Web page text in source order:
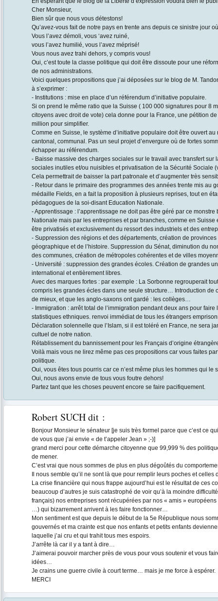
Cher Monsieur,
Bien sûr que nous vous détestons!
Qu’avez-vous fait de notre pays en trente ans depuis ce sinistre jour
Vous l’avez démoli, vous ‘avez ruiné,
vous l’avez humilié, vous l’avez méprisé!
Vous nous avez trahi dehors, y compris vous!
Oui, c’est toute la classe politique qui doit être dissoute pour une
de nos administrations.
Voici quelques propositions que j’ai déposées sur le blog de M.
à s’exprimer :
- Institutions : mise en place d’un référendum d’initiative populaire.
Si on prend le même ratio que la Suisse ( 100 000 signatures pour 8
citoyens avec droit de vote) cela donne pour la France, une pétition
million pour simplifier.
Comme en Suisse, le système d’initiative populaire doit être ouvert
cantonal, communal. Pas un seul projet d’envergure où de fortes
échapper au référendum.
- Baisse massive des charges sociales sur le travail avec transfert sur
sociales inutiles et/ou nuisibles et privatisation de la Sécurité Sociale
Cela permettrait de baisser la part patronale et d’augmenter très
- Retour dans le primaire des programmes des années trente mis au
médaille Fields, en a fait la proposition à plusieurs reprises, tout en
pédagogues de la soi-disant Education Nationale.
- Apprentissage : l’apprentissage ne doit pas être géré par ce monstre
Nationale mais par les entreprises et par branches, comme en Suisse
être privatisés et exclusivement du ressort des industriels et des
- Suppression des régions et des départements, création de
géographique et de l’histoire. Suppression du Sénat, diminution du
des communes, création de métropoles cohérentes et de villes
- Université : suppression des grandes écoles. Création de grandes
international et entièrement libres.
Avec des marques fortes : par exemple : La Sorbonne regrouperait
compris les grandes écles dans une seule structure… Introduction de
de mieux, et que les anglo-saxons ont gardé : les collèges…
- Immigration : arrêt total de l’immigration pendant deux ans pour
statistiques ethniques. renvoi immédiat de tous les étrangers
Déclaration solennelle que l’Islam, si il est toléré en France, ne sera
cultuel de notre nation.
Rétablissement du bannissement pour les Français d’origine
Voilà mais vous ne lirez même pas ces propositions car vous faites
politique.
Oui, vous êtes tous pourris car ce n’est même plus les hommes qui le
Oui, nous avons envie de tous vous foutre dehors!
Partez tant que les choses peuvent encore se faire pacifiquement.
Robert SUCHdit :
Bonjour Monsieur le sénateur [je suis très formel parce que c’est ce
de vous que j’ai envie « de t’appeler Jean » ;-)]
grand merci pour cette démarche citoyenne que 99,999 % des
de mener.
C’est vrai que nous sommes de plus en plus dégoûtés du
Il nous semble qu’il ne sont là que pour remplir leurs poches et
La crise financière qui nous frappe aujourd’hui est le résultat de ces
beaucoup d’autres je suis catastrophé de voir qu’à la moindre
français) nos entreprises sont récupérées par nos « amis »
…) qui bizarrement arrivent à les faire fonctionner…
Mon sentiment est que depuis le début de la 5e République nous
gouvernés et ma crainte est que nos enfants et petits enfants
laquelle j’ai cru et qui trahit tous mes espoirs.
J’arrête là car il y a tant à dire…
J’aimerai pouvoir marcher près de vous pour vous soutenir et vous
idées…
Je crains une guerre civile à court terme… mais je me force à espérer.
MERCI